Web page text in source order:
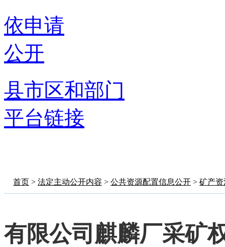
依申请
公开
县市区和部门
平台链接
首页 > 法定主动公开内容 > 公共资源配置信息公开 > 矿产
有限公司麒麟厂采矿